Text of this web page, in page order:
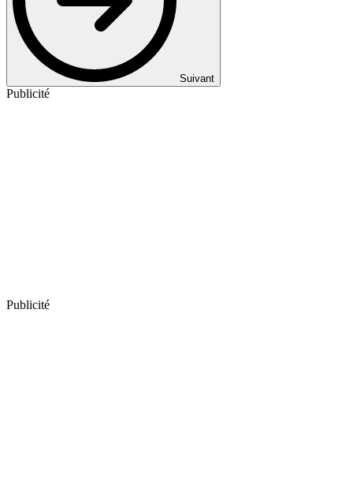
Suivant
Publicité
Publicité